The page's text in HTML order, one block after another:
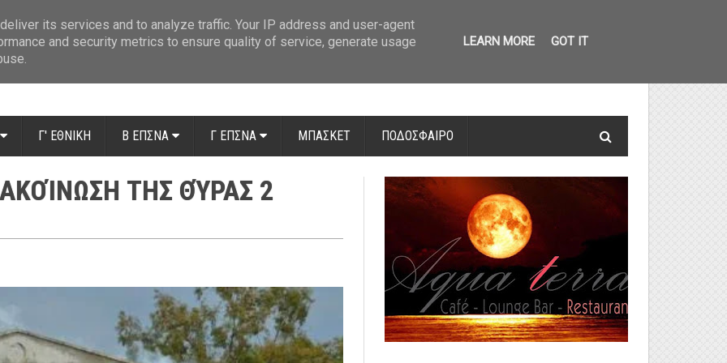
Γ' ΕΘΝΙΚΗ Β ΕΠΣΝΑ Γ ΕΠΣΝΑ ΜΠΑΣΚΕΤ ΠΟΔΟΣΦΑΙΡΟ
ΤΗΣ ΘΎΡΑΣ 2
its services and to analyze traffic. Your IP address and user-agent
and security metrics to ensure quality of service, generate usage
LEARN MORE GOT IT